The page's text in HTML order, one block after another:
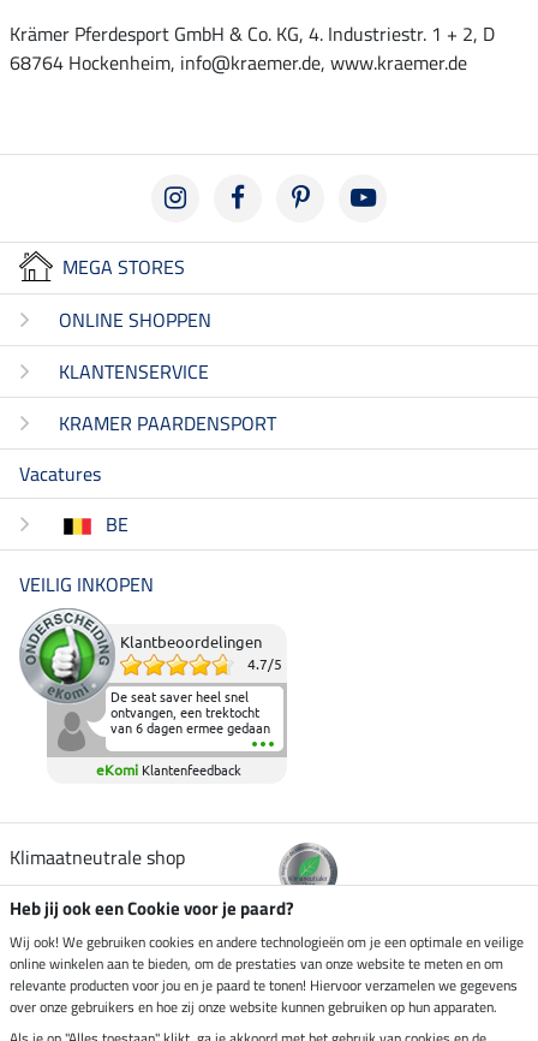
Krämer Pferdesport GmbH & Co. KG, 4. Industriestr. 1 + 2, D
68764 Hockenheim, info@kraemer.de, www.kraemer.de
MEGA STORES
ONLINE SHOPPEN
KLANTENSERVICE
KRAMER PAARDENSPORT
Vacatures
BE
VEILIG INKOPEN
Klantbeoordelingen
4.7/5
De seat saver heel snel
ontvangen, een trektocht
van 6 dagen ermee gedaan
en deze heeft de beproeving
fantastisch doorstaan.
Heerlijk zacht om op te
elkaar in het zadel.
eKomi Klantenfeedback
Klimaatneutrale shop
Verzending per
Veilig betalen met
Heb jij ook een Cookie voor je paard?
Wij ook! We gebruiken cookies en andere technologieën om je een optimale en veilige
online winkelen aan te bieden, om de prestaties van onze website te meten en om
relevante producten voor jou en je paard te tonen! Hiervoor verzamelen we gegevens
over onze gebruikers en hoe zij onze website kunnen gebruiken op hun apparaten.